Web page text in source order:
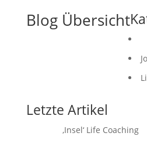
Blog Übersicht
Letzte Artikel
‚Insel‘ Life Coaching